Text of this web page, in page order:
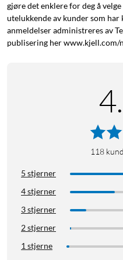
Spesifikasjoner
Bluetooth 5.1
Batteritid ved bruk: 50
Mål - lagt sammen:
Mål - utfelt: 304x98x8 mm
Vekt: 197 g
Leveres med USB-C-kabel for
gjøre det enklere for deg å
utelukkende av kunder som
anmeldelser administreres av
publisering her
118
5 stjerner
4 stjerner
3 stjerner
2 stjerner
1 stjerne